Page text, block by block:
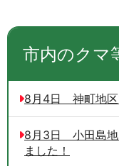
市内のクマ
8月4日 神町地区
8月3日 小田島地
ました！